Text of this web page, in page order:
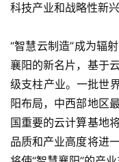
科技产业和战略性新兴
“智慧云制造”成为辐
襄阳的新名片，基于
级支柱产业。一批世
阳布局，中西部地区
国重要的云计算基地
品质和产业高度将进